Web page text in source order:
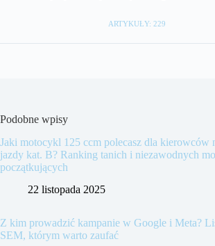
ARTYKUŁY: 229
Podobne wpisy
Jaki motocykl 125 ccm polecasz dla kierowców
jazdy kat. B? Ranking tanich i niezawodnych
początkujących
22 listopada 2025
Z kim prowadzić kampanie w Google i Meta?
SEM, którym warto zaufać